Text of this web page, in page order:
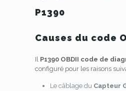
P1390
Causes du code
Il P1390 OBDII code de
configuré pour les raisons
Le câblage du Capteur